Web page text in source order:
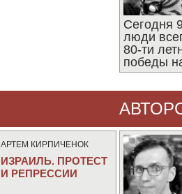
Сегодня
люди
80-ти
победы
АРТЕМ КИРПИЧЕНОК
ИЗРАИЛЬ. ПРОТЕСТ
И РЕПРЕССИИ